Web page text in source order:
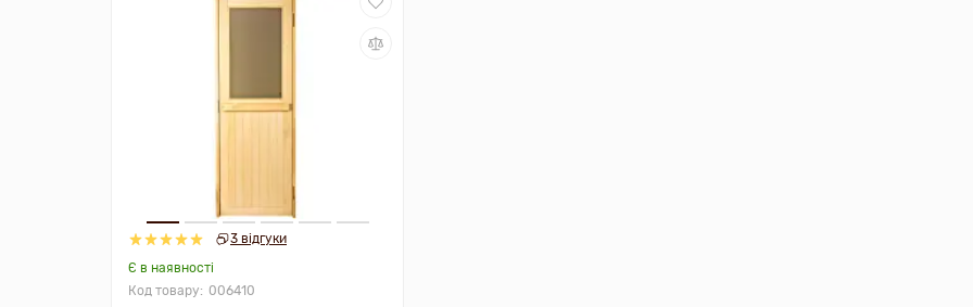
3 відгуки
Є в наявності
006410